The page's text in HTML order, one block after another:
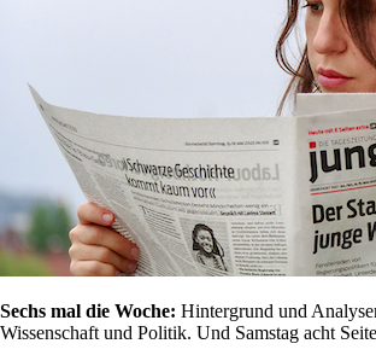
Sechs mal die Woche: Hintergrund und
Wissenschaft und Politik. Und Samstag acht